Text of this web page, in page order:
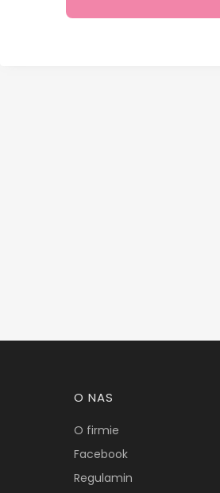
Linki w stopce
O NAS
O firmie
Facebook
Regulamin